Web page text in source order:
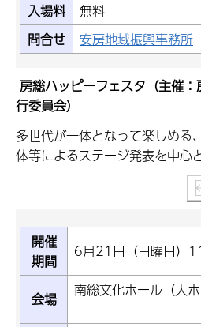
入場料
無料
問合せ
安房地域振興事務所
房総ハッピーフェスタ（主催
行委員会）
多世代が一体となって楽しめる
体等によるステージ発表を中心
開催
期間
6月21日（日曜日）
会場 南総文化